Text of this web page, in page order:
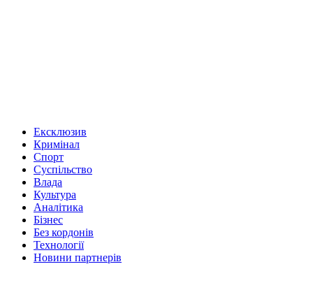
Ексклюзив
Кримінал
Спорт
Суспільство
Влада
Культура
Аналітика
Бізнес
Без кордонів
Технології
Новини партнерів